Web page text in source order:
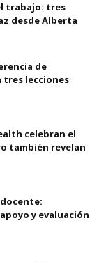
trabajo: tres
desde Alberta
de
tres lecciones
celebran el
también revelan
y evaluación